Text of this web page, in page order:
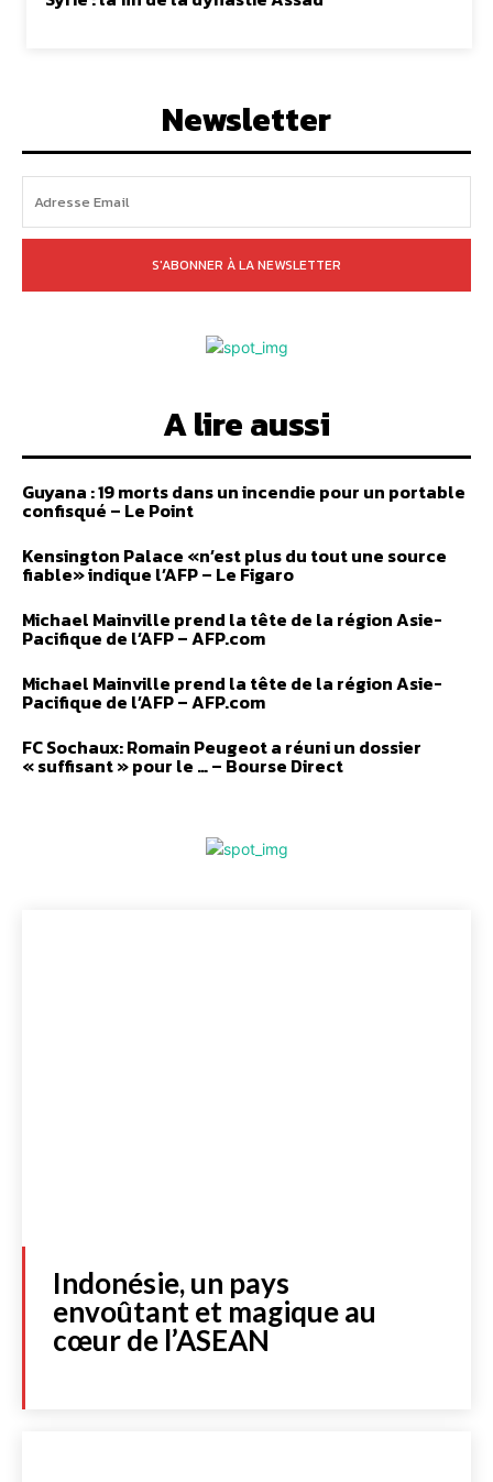
Newsletter
S'ABONNER À LA NEWSLETTER
A lire aussi
Guyana : 19 morts dans un incendie pour un portable
confisqué – Le Point
Kensington Palace «n’est plus du tout une source
fiable» indique l’AFP – Le Figaro
Michael Mainville prend la tête de la région Asie-
Pacifique de l’AFP – AFP.com
Michael Mainville prend la tête de la région Asie-
Pacifique de l’AFP – AFP.com
FC Sochaux: Romain Peugeot a réuni un dossier
« suffisant » pour le … – Bourse Direct
Indonésie, un pays
envoûtant et magique au
cœur de l’ASEAN